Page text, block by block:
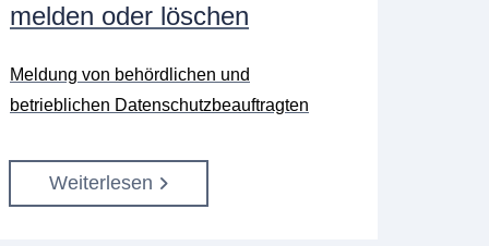
melden oder löschen
Meldung von behördlichen und
betrieblichen Datenschutzbeauftragten
Weiterlesen